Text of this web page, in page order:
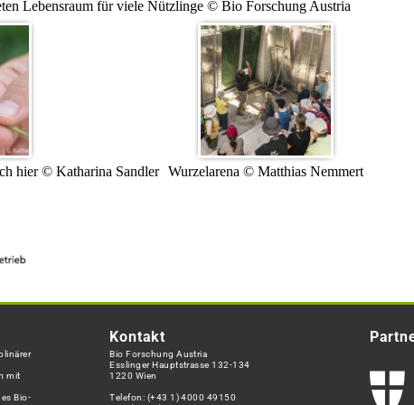
Lebensraum für viele Nützlinge © Bio Forschung Austria
hier © Katharina Sandler Wurzelarena © Matthias Nemmert
mit
Bio-
Kontakt
Bio Forschung Austria
Esslinger Hauptstrasse 132-134
1220 Wien
Telefon: (+43 1) 4000 49150